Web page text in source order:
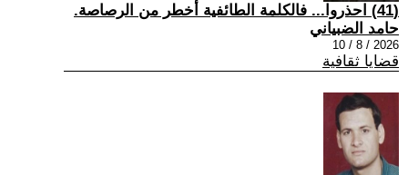
(41) احذروا... فالكلمة الطائفية أخطر من الرصاصة.
حامد الضبياني
2026 / 8 / 10
قضايا ثقافية